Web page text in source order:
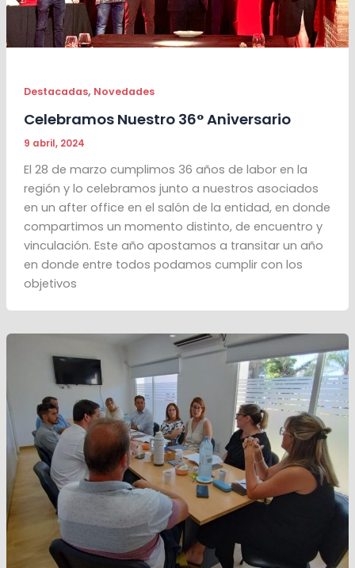
Destacadas, Novedades
Celebramos Nuestro 36° Aniversario
9 abril, 2024
El 28 de marzo cumplimos 36 años de labor en la
región y lo celebramos junto a nuestros asociados
en un after office en el salón de la entidad, en donde
compartimos un momento distinto, de encuentro y
vinculación. Este año apostamos a transitar un año
en donde entre todos podamos cumplir con los
objetivos